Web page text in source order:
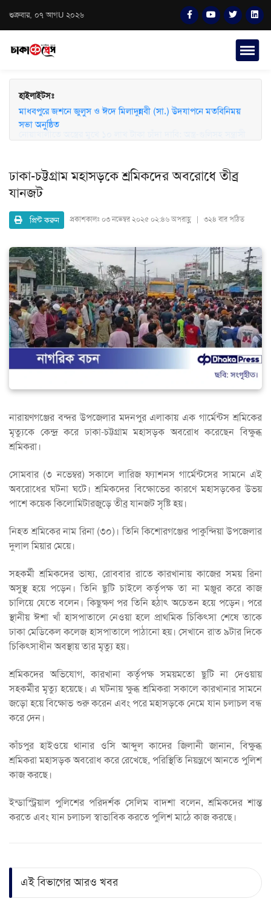
শুক্রবার, ০৭ আগU ২০২৬
হাইলাইটসঃ
মাধবপুরে জশনে জুলুস ও ঈদে মিলাদুন্নবী (সা.) উদযাপনে মতবিনিময়
সভা অনুষ্ঠিত
ঢাকা-চট্টগ্রাম মহাসড়কে শ্রমিকদের অবরোধে তীব্র
যানজট
প্রিন্ট করুন প্রকাশকালঃ ০৩ নভেম্বর ২০২৫ ০২:৪৬ অপরাহ্ণ | ৩২৪ বার পঠিত
নারায়ণগঞ্জের বন্দর উপজেলার মদনপুর এলাকায় এক গার্মেন্টস শ্রমিকের
মৃত্যুকে কেন্দ্র করে ঢাকা-চট্টগ্রাম মহাসড়ক অবরোধ করেছেন বিক্ষুব্ধ
শ্রমিকরা।
সোমবার (৩ নভেম্বর) সকালে লারিজ ফ্যাশনস গার্মেন্টসের সামনে এই
অবরোধের ঘটনা ঘটে। শ্রমিকদের বিক্ষোভের কারণে মহাসড়কের উভয়
পাশে কয়েক কিলোমিটারজুড়ে তীব্র যানজট সৃষ্টি হয়।
নিহত শ্রমিকের নাম রিনা (৩০)। তিনি কিশোরগঞ্জের পাকুন্দিয়া উপজেলার
দুলাল মিয়ার মেয়ে।
সহকর্মী শ্রমিকদের ভাষ্য, রোববার রাতে কারখানায় কাজের সময় রিনা
অসুস্থ হয়ে পড়েন। তিনি ছুটি চাইলে কর্তৃপক্ষ তা না মঞ্জুর করে কাজ
চালিয়ে যেতে বলেন। কিছুক্ষণ পর তিনি হঠাৎ অচেতন হয়ে পড়েন। পরে
স্থানীয় ঈশা খাঁ হাসপাতালে নেওয়া হলে প্রাথমিক চিকিৎসা শেষে তাকে
ঢাকা মেডিকেল কলেজ হাসপাতালে পাঠানো হয়। সেখানে রাত ৯টার দিকে
চিকিৎসাধীন অবস্থায় তার মৃত্যু হয়।
শ্রমিকদের অভিযোগ, কারখানা কর্তৃপক্ষ সময়মতো ছুটি না দেওয়ায়
সহকর্মীর মৃত্যু হয়েছে। এ ঘটনায় ক্ষুব্ধ শ্রমিকরা সকালে কারখানার সামনে
জড়ো হয়ে বিক্ষোভ শুরু করেন এবং পরে মহাসড়কে নেমে যান চলাচল বন্ধ
করে দেন।
কাঁচপুর হাইওয়ে থানার ওসি আব্দুল কাদের জিলানী জানান, বিক্ষুব্ধ
শ্রমিকরা মহাসড়ক অবরোধ করে রেখেছে, পরিস্থিতি নিয়ন্ত্রণে আনতে পুলিশ
কাজ করছে।
ইন্ডাস্ট্রিয়াল পুলিশের পরিদর্শক সেলিম বাদশা বলেন, শ্রমিকদের শান্ত
করতে এবং যান চলাচল স্বাভাবিক করতে পুলিশ মাঠে কাজ করছে।
এই বিভাগের আরও খবর